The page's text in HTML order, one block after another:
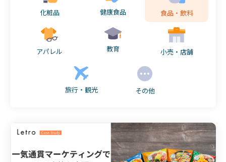
化粧品 健康食品 食品・飲料
アパレル 教育 小売・店舗
旅行・観光 その他